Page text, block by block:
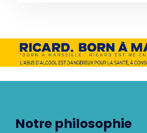
Notre philosophie